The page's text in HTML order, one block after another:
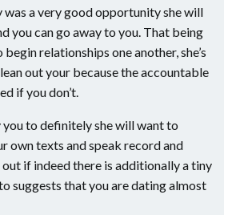
was a very good opportunity she will
you can go away to you. That being
relationships one another, she’s
out your because the accountable
if you don’t.
you to definitely she will want to
own texts and speak record and
if indeed there is additionally a tiny
suggests that you are dating almost